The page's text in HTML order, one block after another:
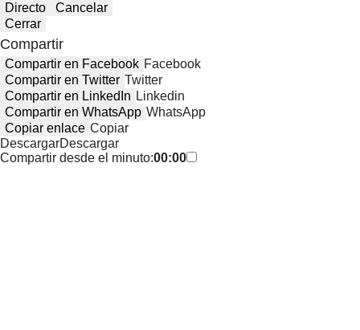
Directo
Cancelar
Cerrar
Compartir
Compartir en Facebook Facebook
Compartir en Twitter Twitter
Compartir en LinkedIn Linkedin
Compartir en WhatsApp WhatsApp
Copiar enlace Copiar
DescargarDescargar
Compartir desde el minuto:00:00